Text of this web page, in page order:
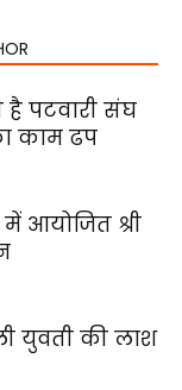
है पटवारी संघ
काम ढप
आयोजित श्री
युवती की लाश